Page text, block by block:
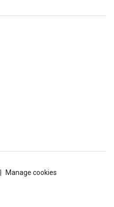
Manage cookies